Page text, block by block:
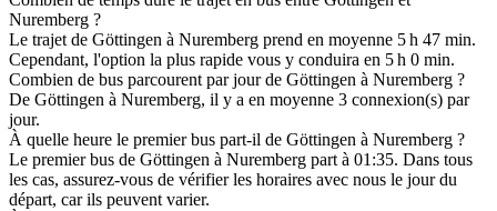
Nuremberg ?
Le trajet de Göttingen à Nuremberg prend en moyenne 5 h 47 min.
Cependant, l'option la plus rapide vous y conduira en 5 h 0 min.
Combien de bus parcourent par jour de Göttingen à Nuremberg ?
De Göttingen à Nuremberg, il y a en moyenne 3 connexion(s) par
jour.
À quelle heure le premier bus part-il de Göttingen à Nuremberg ?
Le premier bus de Göttingen à Nuremberg part à 01:35. Dans tous
les cas, assurez-vous de vérifier les horaires avec nous le jour du
départ, car ils peuvent varier.